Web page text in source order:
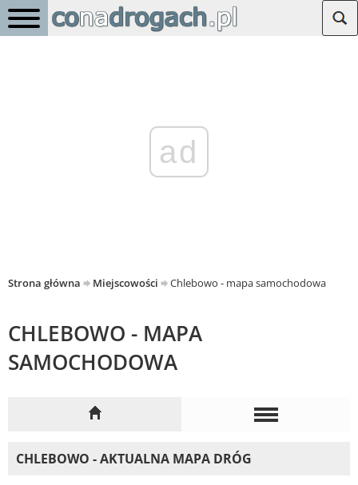
ad
Strona główna Miejscowości Chlebowo - mapa samochodowa
CHLEBOWO - MAPA
SAMOCHODOWA
CHLEBOWO - AKTUALNA MAPA DRÓG